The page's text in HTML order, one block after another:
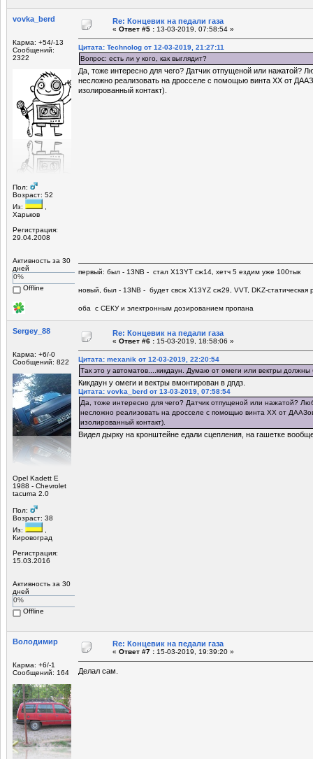
vovka_berd
Карма: +54/-13
Сообщений:
2322
Пол:
Возраст: 52
Из:
Харьков
Регистрация:
29.04.2008
Активность за 30
дней
0%
Offline
Re: Концевик на педали газа
« Ответ #5 : 13-03-2019, 07:58:54 »
Цитата: Technolog от 12-03-2019, 21:27:11
Вопрос: есть ли у кого, как выглядит?
Да, тоже интересно для чего? Датчик отпущеной или нажатой?
несложно реализовать на дросселе с помощью винта ХХ от
изолированный контакт).
первый: был - 13NB - стал Х13YT сж14, хетч 5 ездим уже 100тык
новый, был - 13NB - будет свсж Х13YZ сж29, VVT, DKZ-статическая
оба с СЕКУ и электронным дозированием пропана
Sergey_88
Карма: +6/-0
Сообщений: 822
Opel Kadett E
1988 - Chevrolet
tacuma 2.0
Пол:
Возраст: 38
Из:
Кировоград
Регистрация:
15.03.2016
Активность за 30
дней
0%
Offline
Re: Концевик на педали газа
« Ответ #6 : 15-03-2019, 18:58:06 »
Цитата: mexanik от 12-03-2019, 22:20:54
Так это у автоматов....кикдаун. Думаю от омеги или вектры
Кикдаун у омеги и вектры вмонтирован в дпдз.
Цитата: vovka_berd от 13-03-2019, 07:58:54
Да, тоже интересно для чего? Датчик отпущеной или нажатой?
несложно реализовать на дросселе с помощью винта ХХ от
изолированный контакт).
Видел дырку на кронштейне едали сцепления, на гашетке
Володимир
Карма: +6/-1
Сообщений: 164
Re: Концевик на педали газа
« Ответ #7 : 15-03-2019, 19:39:20 »
Делал сам.